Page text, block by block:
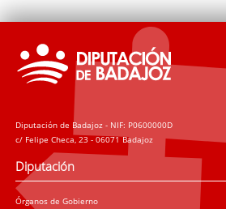
Diputación de Badajoz - NIF: P0600000D
c/ Felipe Checa, 23 - 06071 Badajoz
Diputación
Órganos de Gobierno